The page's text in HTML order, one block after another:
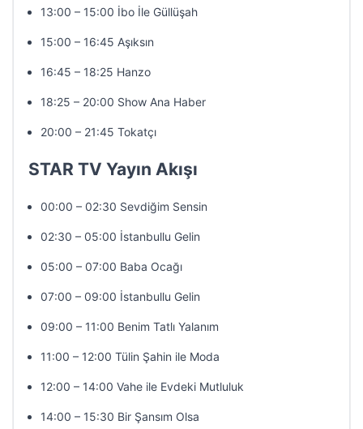
13:00 – 15:00 İbo İle Güllüşah
15:00 – 16:45 Aşıksın
16:45 – 18:25 Hanzo
18:25 – 20:00 Show Ana Haber
20:00 – 21:45 Tokatçı
STAR TV Yayın Akışı
00:00 – 02:30 Sevdiğim Sensin
02:30 – 05:00 İstanbullu Gelin
05:00 – 07:00 Baba Ocağı
07:00 – 09:00 İstanbullu Gelin
09:00 – 11:00 Benim Tatlı Yalanım
11:00 – 12:00 Tülin Şahin ile Moda
12:00 – 14:00 Vahe ile Evdeki Mutluluk
14:00 – 15:30 Bir Şansım Olsa